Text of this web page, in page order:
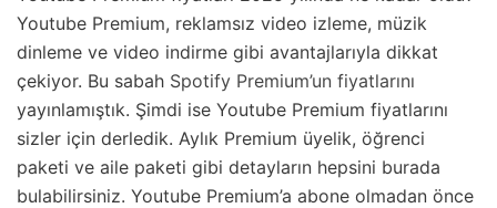
Youtube Premium, reklamsız video izleme, müzik
dinleme ve video indirme gibi avantajlarıyla dikkat
çekiyor. Bu sabah Spotify Premium’un fiyatlarını
yayınlamıştık. Şimdi ise Youtube Premium fiyatlarını
sizler için derledik. Aylık Premium üyelik, öğrenci
paketi ve aile paketi gibi detayların hepsini burada
bulabilirsiniz. Youtube Premium’a abone olmadan önce